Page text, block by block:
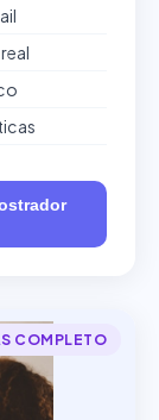
COMPLETO